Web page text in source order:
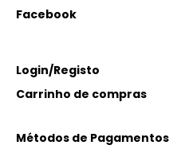
Facebook
Login/Registo
Carrinho de compras
Métodos de Pagamentos